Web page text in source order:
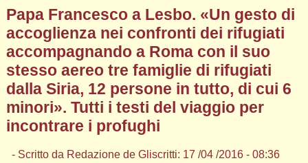
Papa Francesco a Lesbo. «Un gesto di
accoglienza nei confronti dei rifugiati
accompagnando a Roma con il suo
stesso aereo tre famiglie di rifugiati
dalla Siria, 12 persone in tutto, di cui 6
minori». Tutti i testi del viaggio per
incontrare i profughi
- Scritto da Redazione de Gliscritti: 17 /04 /2016 - 08:36